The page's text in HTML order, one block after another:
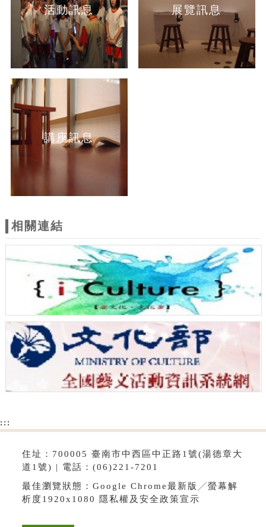
活動訊息 展覽訊息
講座訊息
相關連結
:::
住址：700005 臺南市中西區中正路1號(湯德章大
道1號) | 電話：(06)221-7201
最佳瀏覽狀態：Google Chrome最新版╱螢幕解
析度1920x1080 隱私權及安全政策宣示